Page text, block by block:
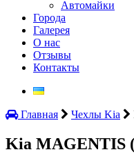
Автомайки
Города
Галерея
О нас
Отзывы
Контакты
Главная Чехлы Kia
Kia MAGENTIS